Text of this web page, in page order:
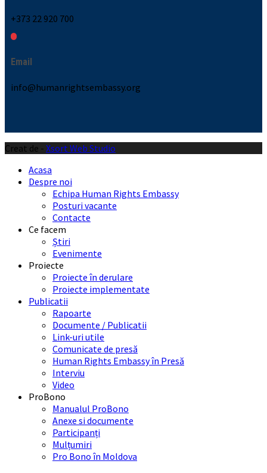
+373 22 920 700
Email
info@humanrightsembassy.org
Creat de - Xsort Web Studio
Acasa
Despre noi
Echipa Human Rights Embassy
Posturi vacante
Contacte
Ce facem
Știri
Evenimente
Proiecte
Proiecte în derulare
Proiecte implementate
Publicatii
Rapoarte
Documente / Publicatii
Link-uri utile
Comunicate de presă
Human Rights Embassy în Presă
Interviu
Video
ProBono
Manualul ProBono
Anexe si documente
Participanți
Mulțumiri
Pro Bono în Moldova